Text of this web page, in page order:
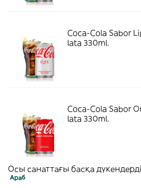
Coca-Cola Sabor
lata 330ml.
Coca-Cola Sabor
lata 330ml.
Осы санаттағы басқа
Араб